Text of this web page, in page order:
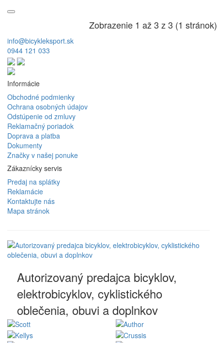
Zobrazenie 1 až 3 z 3 (1 stránok)
info@bicykleksport.sk
0944 121 033
Informácie
Obchodné podmienky
Ochrana osobných údajov
Odstúpenie od zmluvy
Reklamačný poriadok
Doprava a platba
Dokumenty
Značky v našej ponuke
Zákaznícky servis
Predaj na splátky
Reklamácie
Kontaktujte nás
Mapa stránok
Autorizovaný predajca bicyklov,
elektrobicyklov, cyklistického
oblečenia, obuvi a doplnkov